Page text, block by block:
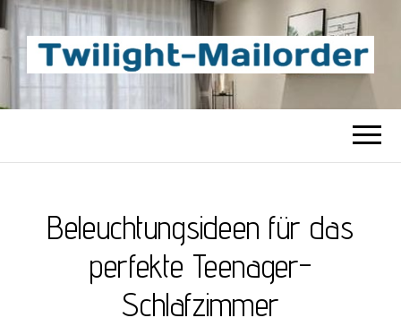
TWILIGHT-
MAILORDER
Beste Content-Sharing-Site
Beleuchtungsideen für das
perfekte Teenager-
Schlafzimmer